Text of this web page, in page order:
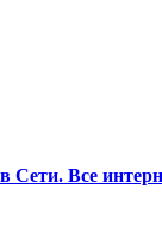
Сети. Все интерн